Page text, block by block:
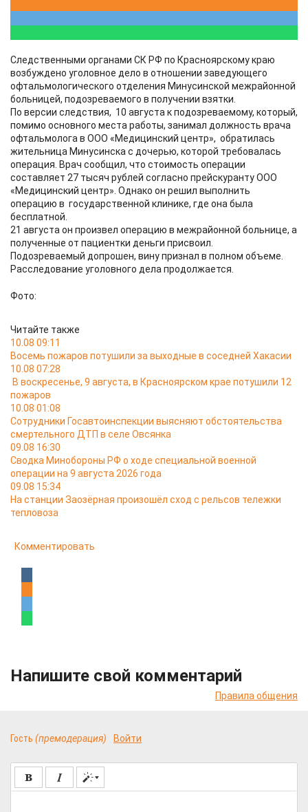
Следственными органами СК РФ по Красноярскому краю
возбуждено уголовное дело в отношении заведующего
офтальмологического отделения Минусинской межрайонной
больницей, подозреваемого в получении взятки.
По версии следствия, 10 августа к подозреваемому, который,
помимо основного места работы, занимал должность врача
офтальмолога в ООО «Медицинский центр», обратилась
жительница Минусинска с дочерью, которой требовалась
операция. Врач сообщил, что стоимость операции
составляет 27 тысяч рублей согласно прейскуранту ООО
«Медицинский центр». Однако он решил выполнить
операцию в государственной клинике, где она была
бесплатной.
21 августа он произвел операцию в межрайонной больнице, а
полученные от пациентки деньги присвоил.
Подозреваемый допрошен, вину признал в полном объеме.
Расследование уголовного дела продолжается.
Фото:
Читайте также
10.08 09:11
Восемь пожаров потушили за выходные в соседней Хакасии
10.08 07:28
В воскресенье, 9 августа, в Красноярском крае потушили 12
пожаров
10.08 01:08
Сотрудники Госавтоинспекции выясняют обстоятельства
смертельного ДТП в селе Овсянка
09.08 16:30
Сводка Минобороны РФ о ходе специальной военной
операции на 9 августа 2026 года
09.08 15:34
На станции Заозёрная произошёл сход с рельсов тележки
тепловоза
Комментировать
Напишите свой комментарий
Правила общения
Гость (премодерация) Войти